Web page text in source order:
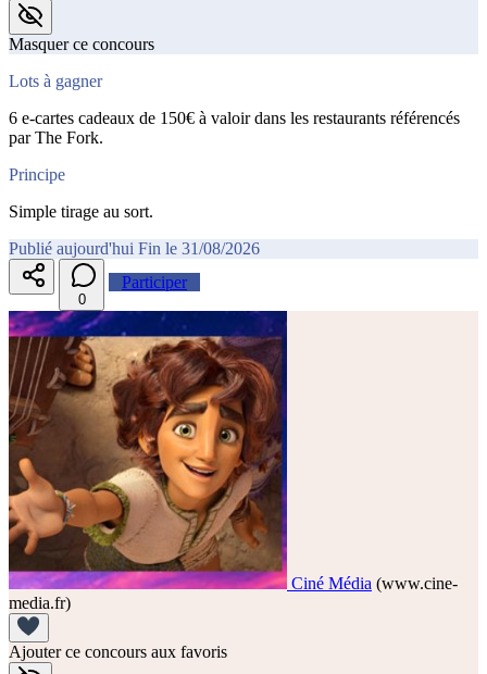
Masquer ce concours
Lots à gagner
6 e-cartes cadeaux de 150€ à valoir dans les restaurants référencés
par The Fork.
Principe
Simple tirage au sort.
Publié aujourd'hui Fin le 31/08/2026
0
Participer
Ciné Média (www.cine-
media.fr)
Ajouter ce concours aux favoris